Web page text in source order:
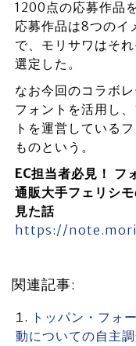
1200点の応募作品
応募作品は8つのイ
で、モリサワはそ
選定した。
なお今回のコラボ
フォントを活用し
トを運営している
ものという。
EC担当者必見！ フ
通販大手フェリシ
見た話
https://
関連記事:
トッパン・フォ
動についての自主